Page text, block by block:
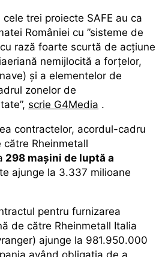
trei proiecte SAFE au ca
României cu ”sisteme de
rază foarte scurtă de acțiune
nemijlocită a forțelor,
și a elementelor de
zonelor de
scrie G4Media .
contractelor, acordul-cadru
Rheinmetall
298 mașini de luptă a
ajunge la 3.337 milioane
pentru furnizarea
de către Rheinmetall Italia
ajunge la 981.950.000
având obligația de a